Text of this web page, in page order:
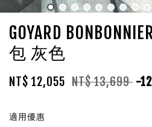
GOYARD
包 灰色
NT$ 12,055 NT$ 13,699 -
適用優惠